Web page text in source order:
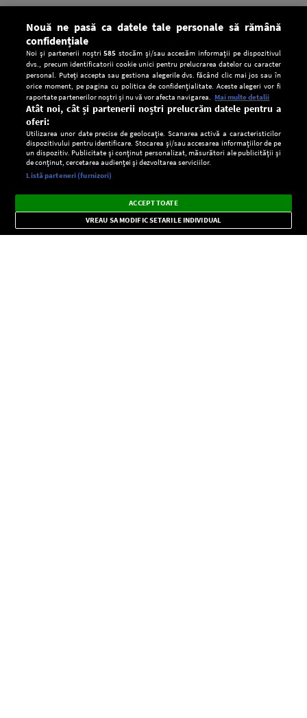
CONFIDENŢIALITATE
Setări:
Dark
Mode
Radio live, podcasturi, știri și alerte
importante.
×
Nouă ne pasă ca datele tale personale să rămână
confidențiale
Noi și partenerii noștri585 stocăm și/sau accesăm informații pe dispozitivul
dvs., precum identificatorii cookie unici pentru prelucrarea datelor cu caracter
personal. Puteți accepta sau gestiona alegerile dvs. făcând clic mai jos sau în
orice moment, pe pagina cu politica de confidențialitate. Aceste alegeri vor fi
raportate partenerilor noștri și nu vă vor afecta navigarea. Mai multe detalii
Atât noi, cât și partenerii noștri prelucrăm datele pentru a
oferi:
Utilizarea unor date precise de geolocație. Scanarea activă a caracteristicilor
dispozitivului pentru identificare. Stocarea și/sau accesarea informațiilor de pe
un dispozitiv. Publicitate și conținut personalizat, măsurători ale publicității și
de conținut, cercetarea audienței și dezvoltarea serviciilor.
Listă parteneri (furnizori)
ACCEPT TOATE
VREAU SA MODIFIC SETARILE INDIVIDUAL